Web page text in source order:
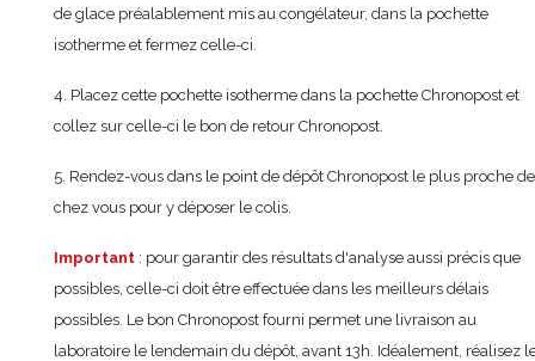
de glace préalablement mis au congélateur, dans la pochette
isotherme et fermez celle-ci.
4. Placez cette pochette isotherme dans la pochette Chronopost et
collez sur celle-ci le bon de retour Chronopost.
5. Rendez-vous dans le point de dépôt Chronopost le plus proche de
chez vous pour y déposer le colis.
Important : pour garantir des résultats d'analyse aussi précis que
possibles, celle-ci doit être effectuée dans les meilleurs délais
possibles. Le bon Chronopost fourni permet une livraison au
laboratoire le lendemain du dépôt, avant 13h. Idéalement, réalisez